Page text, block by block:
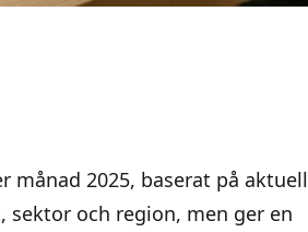
månad 2025, baserat på aktuell
sektor och region, men ger en